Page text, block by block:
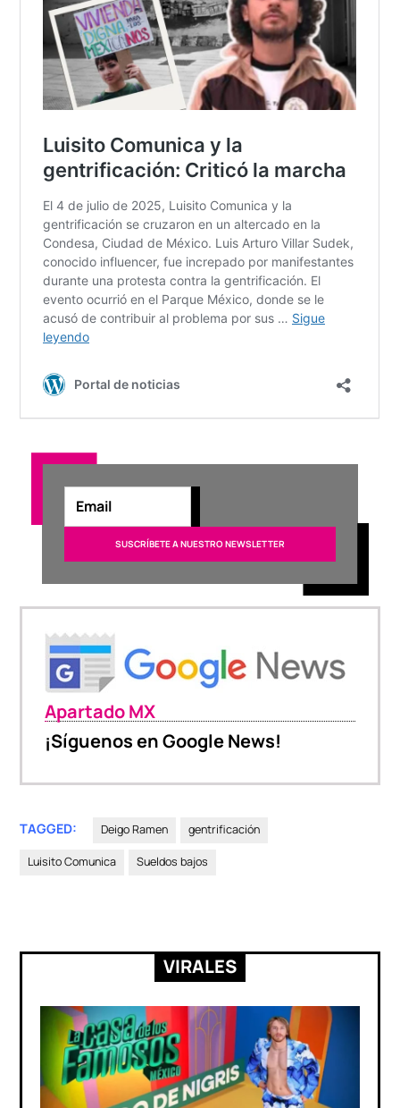
Apartado MX
¡Síguenos en Google News!
TAGGED: Deigo Ramen gentrificación
Luisito Comunica Sueldos bajos
VIRALES